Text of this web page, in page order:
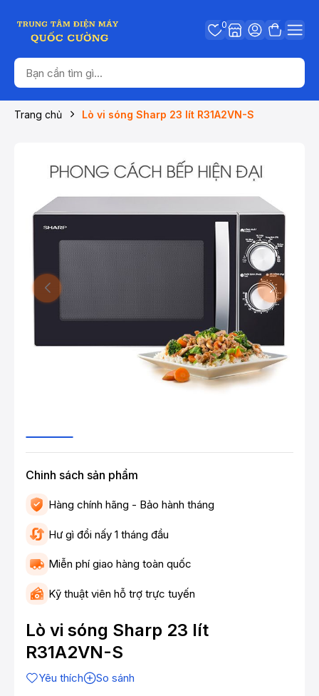
0
Trang chủ Lò vi sóng Sharp 23 lít R31A2VN-S
Chinh sách sản phẩm
Hàng chính hãng - Bảo hành tháng
Hư gì đổi nấy 1 tháng đầu
Miễn phí giao hàng toàn quốc
Kỹ thuật viên hỗ trợ trực tuyến
Lò vi sóng Sharp 23 lít
R31A2VN-S
Yêu thích
So sánh